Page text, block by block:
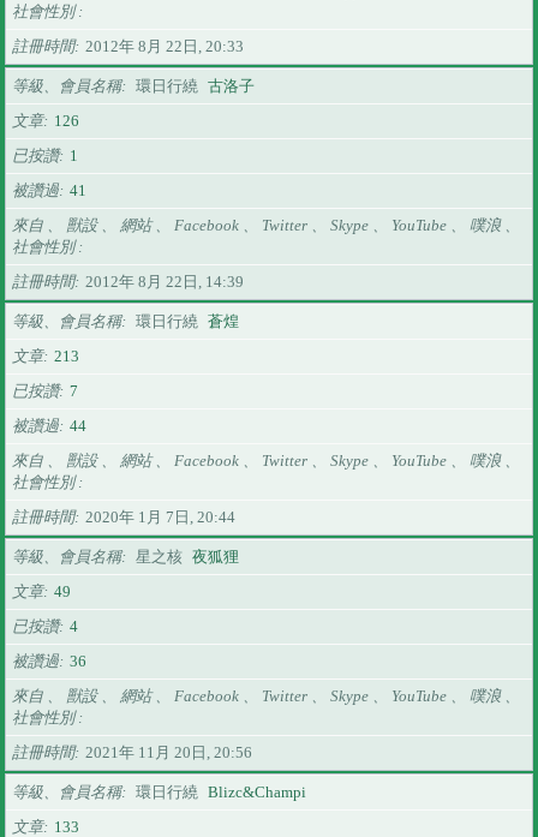
社會性別
註冊時間
2012年 8月 22日, 20:33
等級、會員名稱 環日行繞 古洛子
文章
126
已按讚
1
被讚過 41
來自 、 獸設 、 網站 、 Facebook 、 Twitter 、 Skype 、 YouTube 、 噗浪 、
社會性別
註冊時間
2012年 8月 22日, 14:39
等級、會員名稱 環日行繞 蒼煌
文章 213
已按讚 7
被讚過 44
來自 、 獸設 、 網站 、 Facebook 、 Twitter 、 Skype 、 YouTube 、 噗浪 、
社會性別
註冊時間
2020年 1月 7日, 20:44
等級、會員名稱 星之核 夜狐狸
文章 49
已按讚 4
被讚過 36
來自 、 獸設 、 網站 、 Facebook 、 Twitter 、 Skype 、 YouTube 、 噗浪 、
社會性別
註冊時間
2021年 11月 20日, 20:56
等級、會員名稱 環日行繞 Blizc&Champi
文章
133